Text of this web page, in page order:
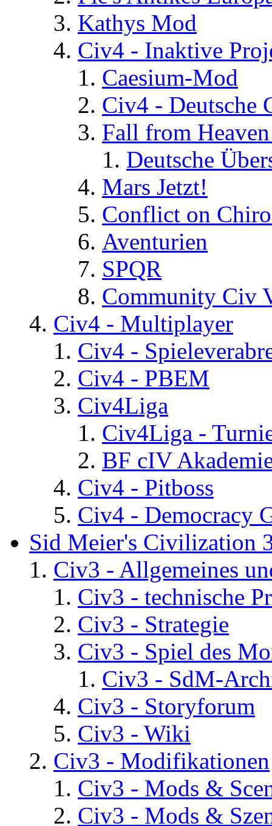
Kathys Mod
Civ4 - Inaktive
Caesium-Mod
Civ4 - Deutsche
Fall from
Deutsche
Mars Jetzt!
Conflict on
Aventurien
SPQR
Community Civ
Civ4 - Multiplayer
Civ4 -
Civ4 - PBEM
Civ4Liga
Civ4Liga -
BF cIV
Civ4 - Pitboss
Civ4 - Democracy
Sid Meier's Civilization
Civ3 - Allgemeines
Civ3 - technische
Civ3 - Strategie
Civ3 - Spiel des
Civ3 - SdM-
Civ3 - Storyforum
Civ3 - Wiki
Civ3 - Modifikationen
Civ3 - Mods &
Civ3 - Mods &